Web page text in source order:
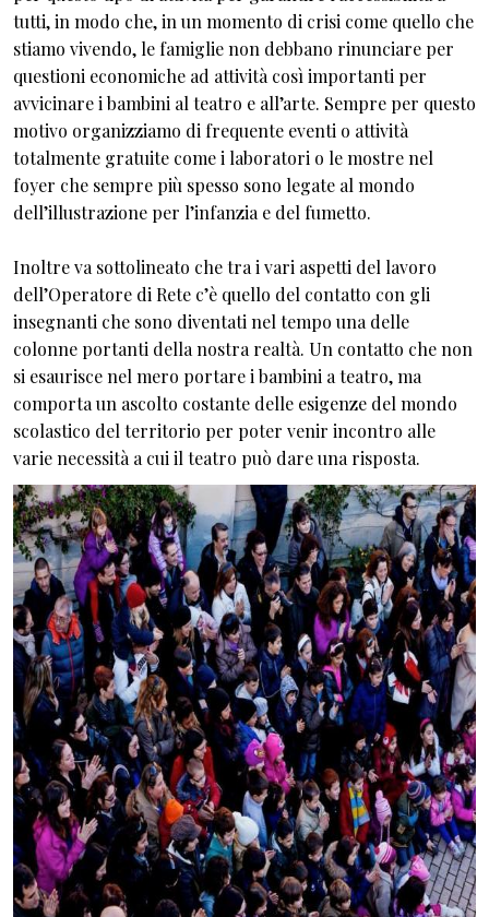
tutti, in modo che, in un momento di crisi come quello che
stiamo vivendo, le famiglie non debbano rinunciare per
questioni economiche ad attività così importanti per
avvicinare i bambini al teatro e all’arte. Sempre per questo
motivo organizziamo di frequente eventi o attività
totalmente gratuite come i laboratori o le mostre nel
foyer che sempre più spesso sono legate al mondo
dell’illustrazione per l’infanzia e del fumetto.
Inoltre va sottolineato che tra i vari aspetti del lavoro
dell’Operatore di Rete c’è quello del contatto con gli
insegnanti che sono diventati nel tempo una delle
colonne portanti della nostra realtà. Un contatto che non
si esaurisce nel mero portare i bambini a teatro, ma
comporta un ascolto costante delle esigenze del mondo
scolastico del territorio per poter venir incontro alle
varie necessità a cui il teatro può dare una risposta.